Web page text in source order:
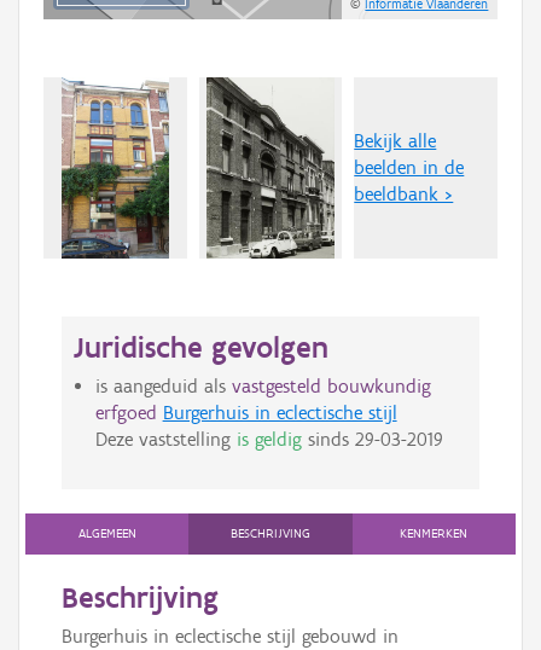
©Informatie Vlaanderen
Bekijk alle
beelden in de
beeldbank >
Juridische gevolgen
is aangeduid als vastgesteld bouwkundig
erfgoed Burgerhuis in eclectische stijl
Deze vaststelling is geldigsinds 29-03-2019
ALGEMEEN BESCHRIJVING KENMERKEN
Beschrijving
Burgerhuis in eclectische stijl gebouwd in